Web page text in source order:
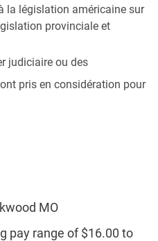
la législation américaine sur
provinciale et
judiciaire ou des
pris en considération pour
MO
pay range of $16.00 to